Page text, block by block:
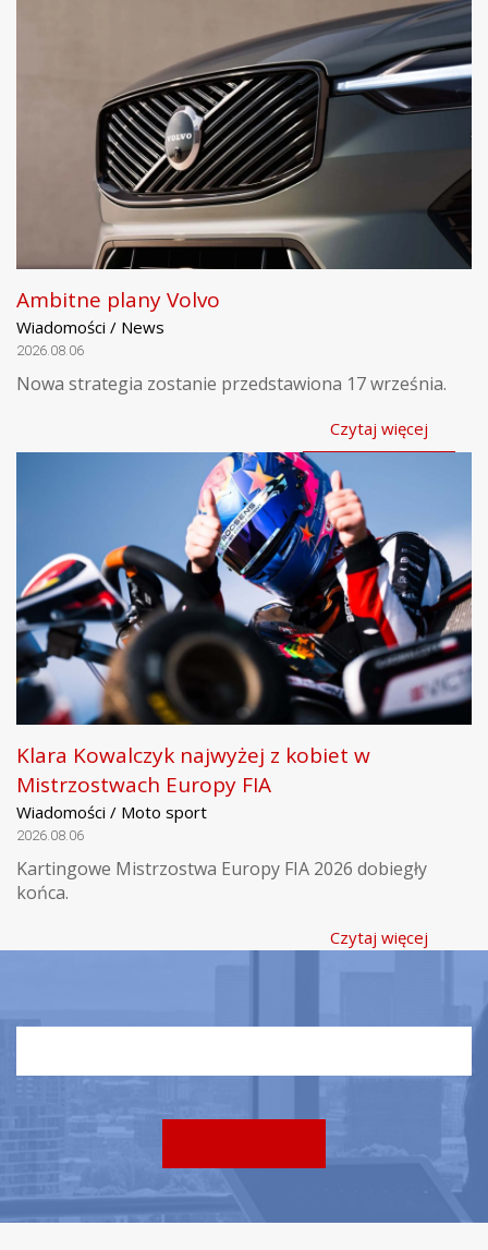
Ambitne plany Volvo
Wiadomości / News
2026.08.06
Nowa strategia zostanie przedstawiona 17 września.
Czytaj więcej
Klara Kowalczyk najwyżej z kobiet w
Mistrzostwach Europy FIA
Wiadomości / Moto sport
2026.08.06
Kartingowe Mistrzostwa Europy FIA 2026 dobiegły
końca.
Czytaj więcej